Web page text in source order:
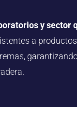
y sector
a